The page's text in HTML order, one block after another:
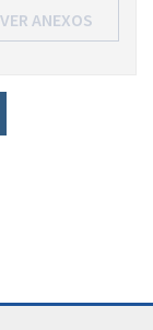
VER ANEXOS